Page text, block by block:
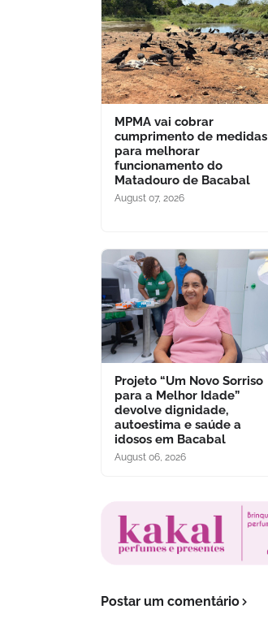
MPMA vai cobrar
cumprimento de medidas
para melhorar
funcionamento do
Matadouro de Bacabal
August 07, 2026
Projeto “Um Novo Sorriso
para a Melhor Idade”
devolve dignidade,
autoestima e saúde a
idosos em Bacabal
August 06, 2026
Postar um comentário